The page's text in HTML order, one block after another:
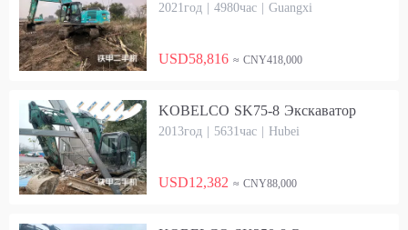
2021год | 4980час | Guangxi
USD58,816 ≈ CNY418,000
KOBELCO SK75-8 Экскаватор
2013год | 5631час | Hubei
USD12,382 ≈ CNY88,000